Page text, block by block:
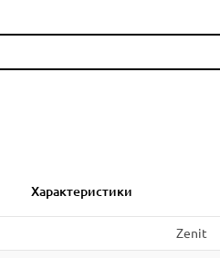
Характеристики
Zenit